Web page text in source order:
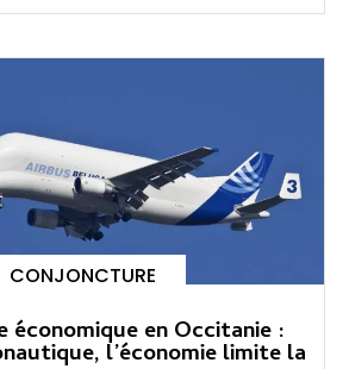
CONJONCTURE
économique en Occitanie :
l’économie limite la